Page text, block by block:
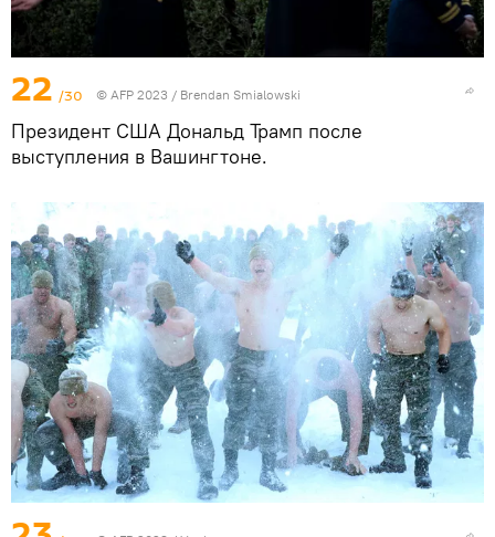
22 /30 © AFP 2023 / Brendan Smialowski
Президент США Дональд Трамп после
выступления в Вашингтоне.